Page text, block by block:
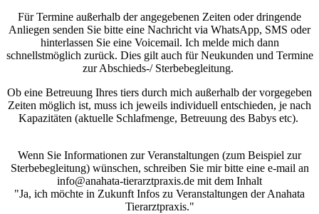
Für Termine außerhalb der angegebenen Zeiten oder dringende
Anliegen senden Sie bitte eine Nachricht via WhatsApp, SMS oder
hinterlassen Sie eine Voicemail. Ich melde mich dann
schnellstmöglich zurück. Dies gilt auch für Neukunden und Termine
zur Abschieds-/ Sterbebegleitung.
Ob eine Betreuung Ihres tiers durch mich außerhalb der vorgegeben
Zeiten möglich ist, muss ich jeweils individuell entschieden, je nach
Kapazitäten (aktuelle Schlafmenge, Betreuung des Babys etc).
Wenn Sie Informationen zur Veranstaltungen (zum Beispiel zur
Sterbebegleitung) wünschen, schreiben Sie mir bitte eine e-mail an
info@anahata-tierarztpraxis.de mit dem Inhalt
"Ja, ich möchte in Zukunft Infos zu Veranstaltungen der Anahata
Tierarztpraxis."